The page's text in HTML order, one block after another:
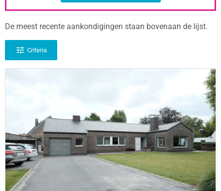
De meest recente aankondigingen staan bovenaan de lijst.
Criteria